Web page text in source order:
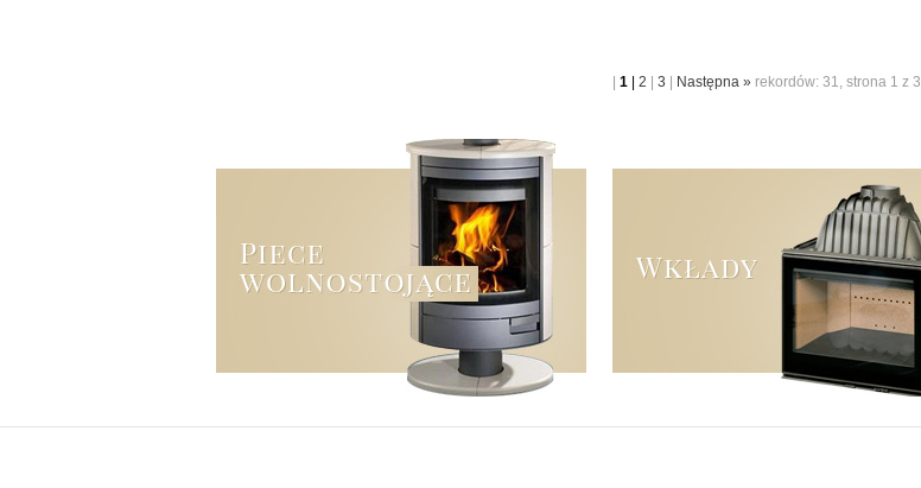
1 2 3 Następna » rekordów: 31, strona 1 z 3